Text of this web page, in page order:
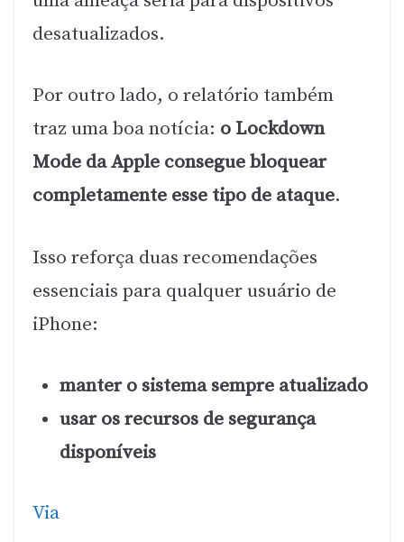
desatualizados.
Por outro lado, o relatório também
traz uma boa notícia: o Lockdown
Mode da Apple consegue bloquear
completamente esse tipo de ataque.
Isso reforça duas recomendações
essenciais para qualquer usuário de
iPhone:
manter o sistema sempre atualizado
usar os recursos de segurança
disponíveis
Via